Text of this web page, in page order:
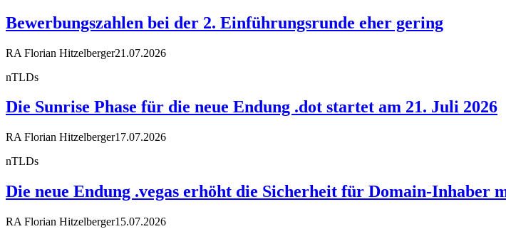
Bewerbungszahlen bei der 2. Einführungsrunde eher gering
RA Florian Hitzelberger21.07.2026
nTLDs
Die Sunrise Phase für die neue Endung .dot startet am 21. Juli 2026
RA Florian Hitzelberger17.07.2026
nTLDs
Die neue Endung .vegas erhöht die Sicherheit für Domain-Inhaber
RA Florian Hitzelberger15.07.2026